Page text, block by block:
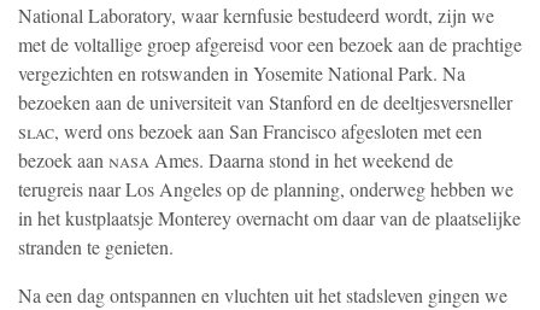
National Laboratory, waar kernfusie bestudeerd wordt, zijn we
met de voltallige groep afgereisd voor een bezoek aan de prachtige
vergezichten en rotswanden in Yosemite National Park. Na
bezoeken aan de universiteit van Stanford en de deeltjesversneller
slac, werd ons bezoek aan San Francisco afgesloten met een
bezoek aan nasa Ames. Daarna stond in het weekend de
terugreis naar Los Angeles op de planning, onderweg hebben we
in het kustplaatsje Monterey overnacht om daar van de plaatselijke
stranden te genieten.
Na een dag ontspannen en vluchten uit het stadsleven gingen we